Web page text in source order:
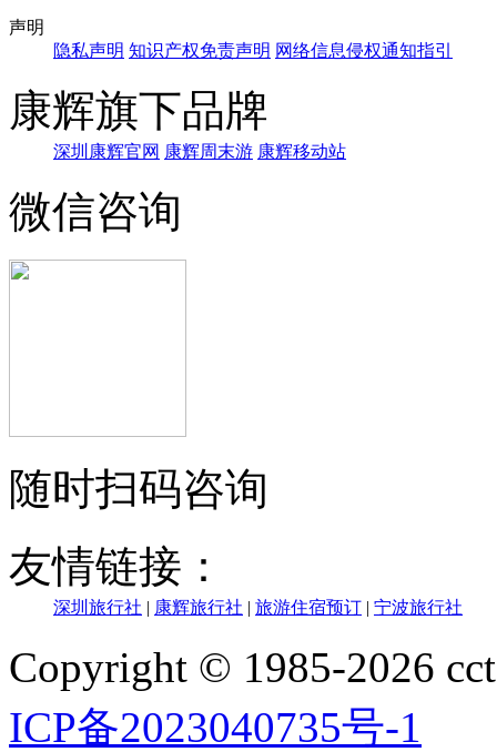
声明
隐私声明 知识产权免责声明 网络信息侵权通知指引
康辉旗下品牌
深圳康辉官网 康辉周末游 康辉移动站
微信咨询
随时扫码咨询
友情链接：
深圳旅行社 | 康辉旅行社 | 旅游住宿预订 | 宁波旅行社
Copyright © 1985-2026
ICP备2023040735号-1